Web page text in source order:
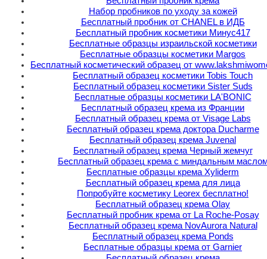
Набор пробников по уходу за кожей
Бесплатный пробник от CHANEL в ИДБ
Бесплатный пробник косметики Минус417
Бесплатные образцы израильской косметики
Бесплатные образцы косметики Margos
Бесплатный косметический образец от
Бесплатный образец косметики Tobis Touch
Бесплатный образец косметики Sister Suds
Бесплатные образцы косметики LA'BONIC
Бесплатный образец крема из Франции
Бесплатный образец крема от Visage Labs
Бесплатный образец крема доктора Ducharme
Бесплатный образец крема Juvenal
Бесплатный образец крема Черный жемчуг
Бесплатный образец крема с миндальным
Бесплатные образцы крема Xyliderm
Бесплатный образец крема для лица
Попробуйте косметику Leorex бесплатно!
Бесплатный образец крема Olay
Бесплатный пробник крема от La Roche-Posay
Бесплатный образец крема NovAurora Natural
Бесплатный образец крема Ponds
Бесплатные образцы крема от Garnier